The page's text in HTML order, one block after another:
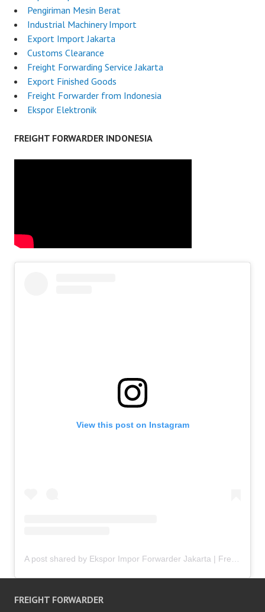
Pengiriman Mesin Berat
Industrial Machinery Import
Export Import Jakarta
Customs Clearance
Freight Forwarding Service Jakarta
Export Finished Goods
Freight Forwarder from Indonesia
Ekspor Elektronik
FREIGHT FORWARDER INDONESIA
View this post on Instagram
FREIGHT FORWARDER